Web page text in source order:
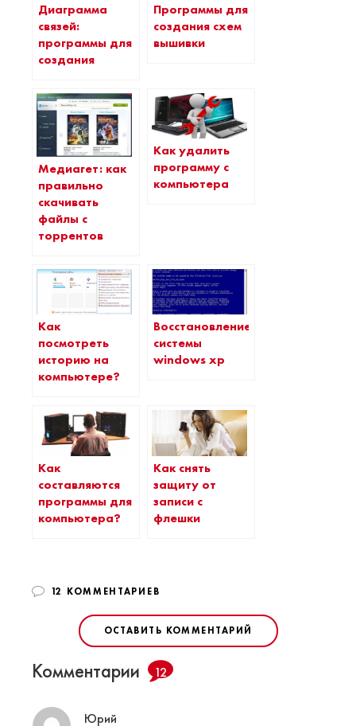
Диаграмма
связей:
программы для
создания
Программы для
создания схем
вышивки
Медиагет: как
правильно
скачивать
файлы с
торрентов
Как удалить
программу с
компьютера
Как
посмотреть
историю на
компьютере?
Восстановление
системы
windows xp
Как
составляются
программы для
компьютера?
Как снять
защиту от
записи с
флешки
12 КОММЕНТАРИЕВ
ОСТАВИТЬ КОММЕНТАРИЙ
Комментарии 12
Юрий